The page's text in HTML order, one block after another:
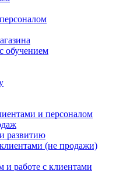
обучением
и персоналом
развитию
(не продажи)
и работе с клиентами